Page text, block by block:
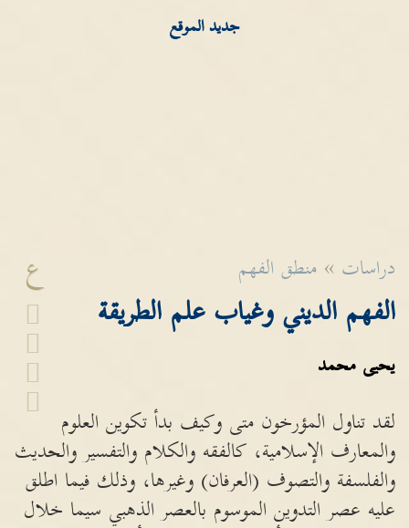
جديد الموقع
ع دراسات » منطق الفهم
الفهم الديني وغياب علم الطريقة
يحيى محمد
لقد تناول المؤرخون متى وكيف بدأ تكوين العلوم
والمعارف الإسلامية، كالفقه والكلام والتفسير والحديث
والفلسفة والتصوف (العرفان) وغيرها، وذلك فيما اطلق
عليه عصر التدوين الموسوم بالعصر الذهبي سيما خلال